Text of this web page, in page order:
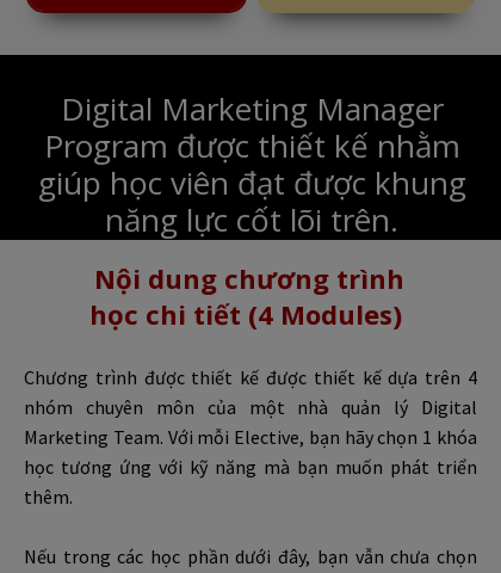
Digital Marketing Manager
Program được thiết kế nhằm
giúp học viên đạt được khung
năng lực cốt lõi trên.
Nội dung chương trình
học chi tiết (4 Modules)
Chương trình được thiết kế được thiết kế dựa trên 4
nhóm chuyên môn của một nhà quản lý Digital
Marketing Team. Với mỗi Elective, bạn hãy chọn 1 khóa
học tương ứng với kỹ năng mà bạn muốn phát triển
thêm.
Nếu trong các học phần dưới đây, bạn vẫn chưa chọn